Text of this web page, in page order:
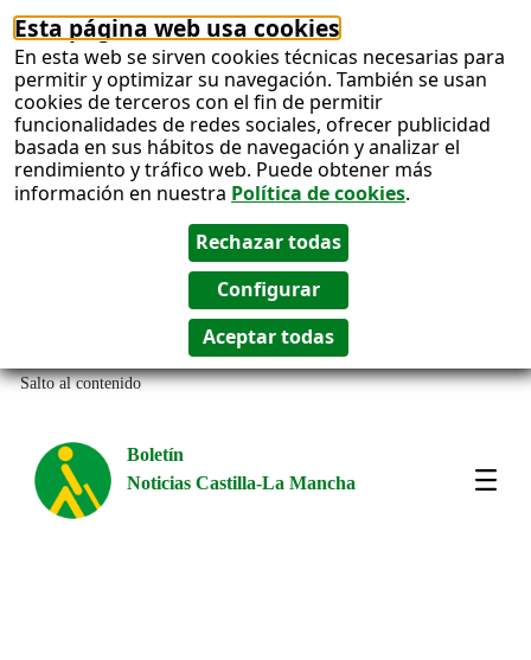
Esta página web usa cookies
En esta web se sirven cookies técnicas necesarias para
permitir y optimizar su navegación. También se usan
cookies de terceros con el fin de permitir
funcionalidades de redes sociales, ofrecer publicidad
basada en sus hábitos de navegación y analizar el
rendimiento y tráfico web. Puede obtener más
información en nuestra Política de cookies.
Salto al contenido
Boletín
Noticias Castilla-La Mancha